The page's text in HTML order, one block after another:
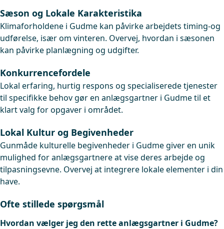
Sæson og Lokale Karakteristika
Klimaforholdene i Gudme kan påvirke arbejdets timing-og
udførelse, især om vinteren. Overvej, hvordan i sæsonen
kan påvirke planlægning og udgifter.
Konkurrencefordele
Lokal erfaring, hurtig respons og specialiserede tjenester
til specifikke behov gør en anlægsgartner i Gudme til et
klart valg for opgaver i området.
Lokal Kultur og Begivenheder
Gunmåde kulturelle begivenheder i Gudme giver en unik
mulighed for anlægsgartnere at vise deres arbejde og
tilpasningsevne. Overvej at integrere lokale elementer i din
have.
Ofte stillede spørgsmål
Hvordan vælger jeg den rette anlægsgartner i Gudme?